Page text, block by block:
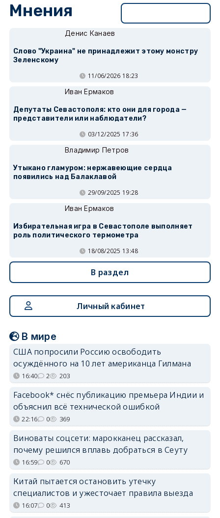
Мнения
Денис Канаев
Слово "Украина" не принадлежит этому монстру
Зеленскому
11/06/2026 18:23
Иван Ермаков
Депутаты Севастополя: кто они для города —
представители или наблюдатели?
03/12/2025 17:36
Владимир Петров
Утыкано гламуром: нержавеющие сердца
появились над Балаклавой
29/09/2025 19:28
Иван Ермаков
Избирательная игра в Севастополе выполняет
роль политического термометра
18/08/2025 13:48
В раздел
Личный кабинет
В мире
США попросили Россию освободить
осуждённого на 10 лет американца Гилмана
16:40 2 203
Facebook* снёс публикацию премьера Индии и
объяснил всё технической ошибкой
22:16 0 369
Виноваты соцсети: марокканец рассказал,
почему решился вплавь добраться в Сеуту
16:59 0 670
Китай пытается остановить утечку
специалистов и ужесточает правила выезда
16:07 0 413